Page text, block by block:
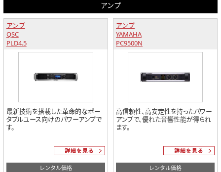
アンプ
アンプ
QSC
PLD4.5
最新技術を搭載した革命的なポー
タブルユース向けのパワーアンプで
す。
レンタル価格
アンプ
YAMAHA
PC9500N
高信頼性、高安定性を持ったパワー
アンプで、優れた音響性能が得られ
ます。
レンタル価格